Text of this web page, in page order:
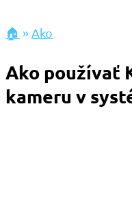
🏠 » Ako
Ako používať
kameru v